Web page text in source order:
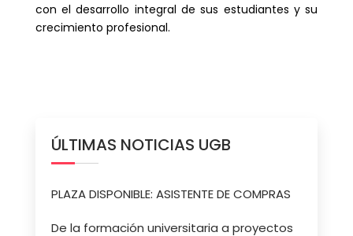
con el desarrollo integral de sus estudiantes y su
crecimiento profesional.
ÚLTIMAS NOTICIAS UGB
PLAZA DISPONIBLE: ASISTENTE DE COMPRAS
De la formación universitaria a proyectos